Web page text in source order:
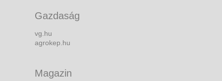
Gazdaság
vg.hu
agrokep.hu
Magazin